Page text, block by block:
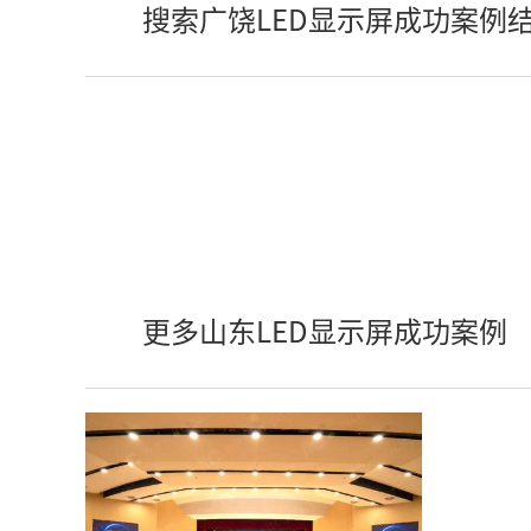
搜索广饶LED显示屏成功案例
更多山东LED显示屏成功案例